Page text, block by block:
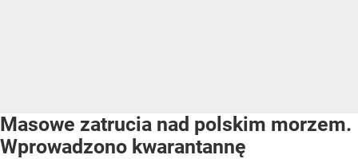
Masowe zatrucia nad polskim morzem.
Wprowadzono kwarantannę